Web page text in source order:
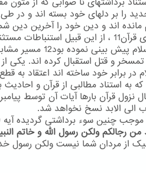
را بر دلهای خود بسته اند و در طی
اند و دین خود را آخرین دین
نیزعلی رغم هشدارهای قرآن11 ، از این قبیل
همانگونه که پیامبر
تمسخر و قتل استقبال کرده اند. یکی
در برابر خود ساخته اند اعتقاد به
به استناد مطالبی از قرآن و احادیث
الی الابد نسخ نخواهد شد.
سوء برداشتی گردیده آیه 40 از سوره احزاب است :
رجالکم ولکن رسول الله و خاتم
از مردان شما نیست ولکن رسول